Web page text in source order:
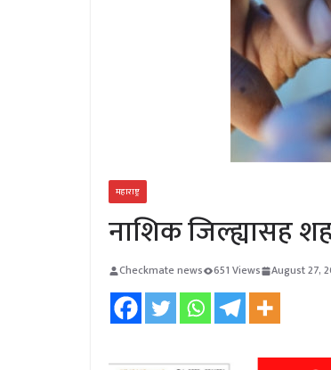
महाराष्ट्र
नाशिक जिल्ह्यासह
Checkmate news 651 Views August 27,